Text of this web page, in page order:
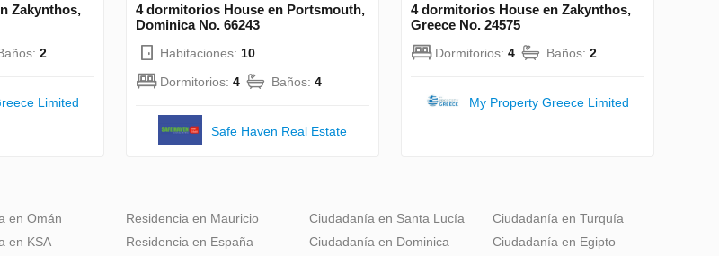
Zakynthos,
2
Limited
4 dormitorios House en Portsmouth,
Dominica No. 66243
Habitaciones: 10
Dormitorios: 4 Baños: 4
Safe Haven Real Estate
4 dormitorios House en Zakynthos,
Greece No. 24575
Dormitorios: 4 Baños: 2
My Property Greece Limited
en Omán
en KSA
Residencia en Mauricio
Residencia en España
Ciudadanía en Santa Lucía
Ciudadanía en Dominica
Ciudadanía en Turquía
Ciudadanía en Egipto